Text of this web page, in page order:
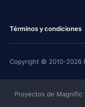
Términos y condiciones
Copyright © 2010-2026
Proyectos de Magnific